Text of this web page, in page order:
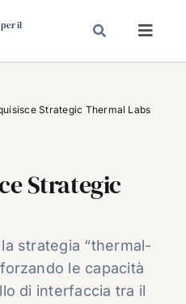
il
Strategic Thermal Labs
Strategic
strategia “thermal-
le capacità
di interfaccia tra il